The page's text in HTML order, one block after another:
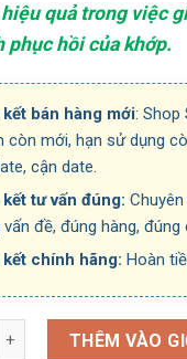
quả trong việc
phục hồi của khớp.
kết bán hàng mới: Shop
còn mới, hạn sử dụng
cận date.
kết tư vấn đúng:
đề, đúng hàng, đúng
kết chính hãng: Hoàn
THÊM VÀO